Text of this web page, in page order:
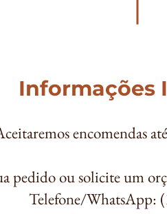
Informações
encomendas
pedido ou solicite um
Telefone/WhatsApp: